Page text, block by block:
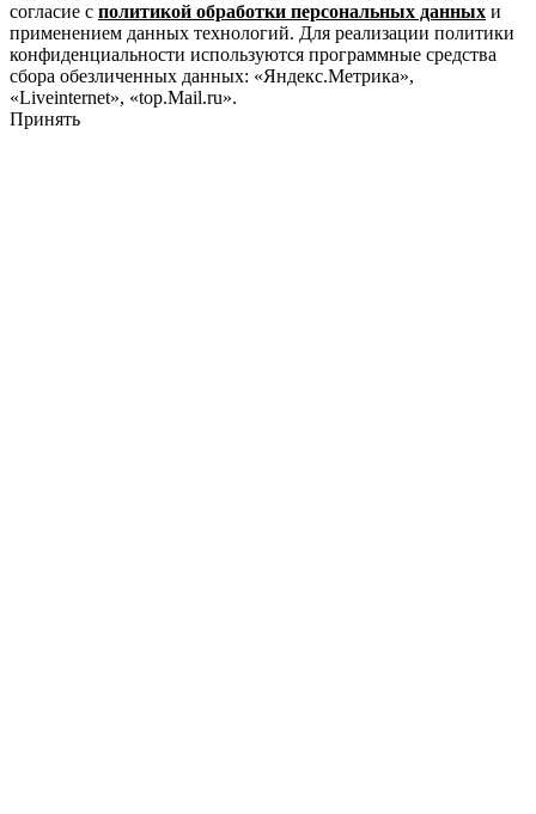
согласие с политикой обработки персональных данных и
применением данных технологий. Для реализации политики
конфиденциальности используются программные средства
сбора обезличенных данных: «Яндекс.Метрика»,
«Liveinternet», «top.Mail.ru».
Принять